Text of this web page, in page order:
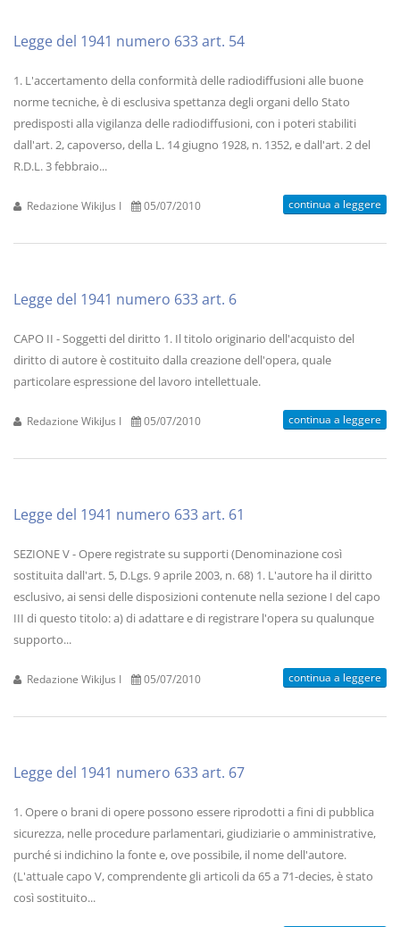
Legge del 1941 numero 633 art. 54
1. L'accertamento della conformità delle radiodiffusioni alle buone
norme tecniche, è di esclusiva spettanza degli organi dello Stato
predisposti alla vigilanza delle radiodiffusioni, con i poteri stabiliti
dall'art. 2, capoverso, della L. 14 giugno 1928, n. 1352, e dall'art. 2 del
R.D.L. 3 febbraio...
Redazione WikiJus I 05/07/2010 continua a leggere
Legge del 1941 numero 633 art. 6
CAPO II - Soggetti del diritto 1. Il titolo originario dell'acquisto del
diritto di autore è costituito dalla creazione dell'opera, quale
particolare espressione del lavoro intellettuale.
Redazione WikiJus I 05/07/2010 continua a leggere
Legge del 1941 numero 633 art. 61
SEZIONE V - Opere registrate su supporti (Denominazione così
sostituita dall'art. 5, D.Lgs. 9 aprile 2003, n. 68) 1. L'autore ha il diritto
esclusivo, ai sensi delle disposizioni contenute nella sezione I del capo
III di questo titolo: a) di adattare e di registrare l'opera su qualunque
supporto...
Redazione WikiJus I 05/07/2010 continua a leggere
Legge del 1941 numero 633 art. 67
1. Opere o brani di opere possono essere riprodotti a fini di pubblica
sicurezza, nelle procedure parlamentari, giudiziarie o amministrative,
purché si indichino la fonte e, ove possibile, il nome dell'autore.
(L'attuale capo V, comprendente gli articoli da 65 a 71-decies, è stato
così sostituito...